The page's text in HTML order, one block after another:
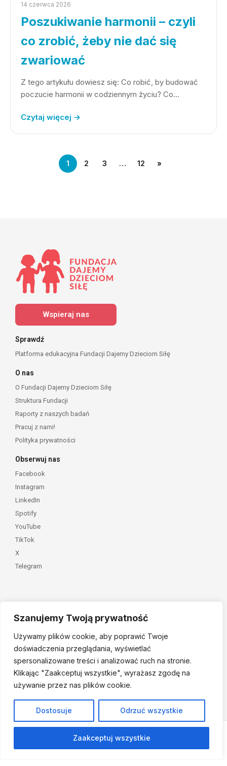
Szanujemy Twoją prywatność
Używamy plików cookie, aby poprawić Twoje
doświadczenia przeglądania, wyświetlać
spersonalizowane treści i analizować ruch na stronie.
Klikając "Zaakceptuj wszystkie", wyrażasz zgodę na
używanie przez nas plików cookie.
Dostosuje Odrzuć wszystkie
Zaakceptuj wszystkie
14 czerwca 2026
Poszukiwanie harmonii – czyli
co zrobić, żeby nie dać się
zwariować
Z tego artykułu dowiesz się: Co robić, by budować
poczucie harmonii w codziennym życiu? Co…
Czytaj więcej →
1 2 3 … 12 »
Wspieraj nas
Sprawdź
Platforma edukacyjna Fundacji Dajemy Dzieciom Siłę
O nas
O Fundacji Dajemy Dzieciom Siłę
Struktura Fundacji
Raporty z naszych badań
Pracuj z nami!
Polityka prywatności
Obserwuj nas
Facebook
Instagram
LinkedIn
Spotify
YouTube
TikTok
X
Telegram
Należymy do
© 2026 Fundacja Dajemy Dzieciom Siłę • Projekt:nordmind.pl